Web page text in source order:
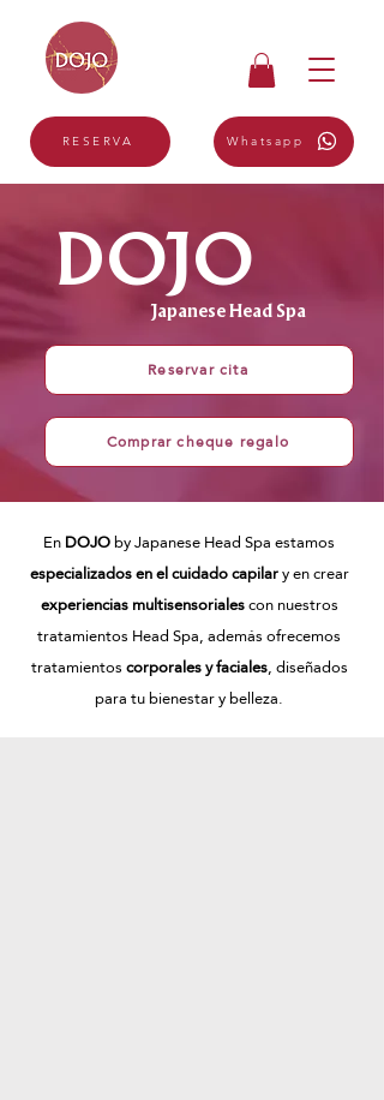
RESERVA Whatsapp
DOJO
Japanese Head Spa
Reservar cita
Comprar cheque regalo
EnDOJOby Japanese Head Spa estamos
especializados en el cuidado capilary en crear
experiencias multisensorialescon nuestros
tratamientos Head Spa, además ofrecemos
tratamientoscorporales y faciales, diseñados
para tu bienestar y belleza.